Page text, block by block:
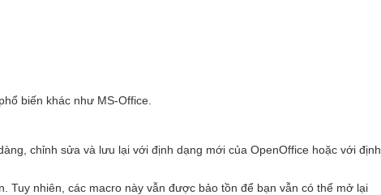
biến khác như MS-Office.
chỉnh sửa và lưu lại với định dạng mới của OpenOffice hoặc với định
Tuy nhiên, các macro này vẫn được bảo tồn để bạn vẫn có thể mở lại